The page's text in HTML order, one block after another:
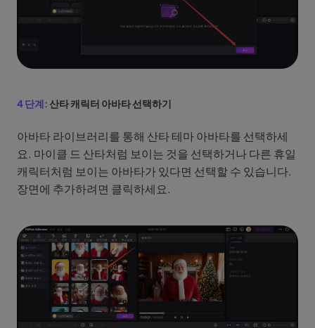
4 단계: 산타 캐릭터 아바타 선택하기
아바타 라이브러리를 통해 산타 테마 아바타를 선택하세
요. 마이클 드 산타처럼 보이는 것을 선택하거나 다른 휴일
캐릭터처럼 보이는 아바타가 있다면 선택할 수 있습니다.
장면에 추가하려면 클릭하세요.